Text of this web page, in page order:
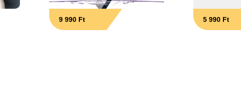
9 990 Ft 5 990 Ft